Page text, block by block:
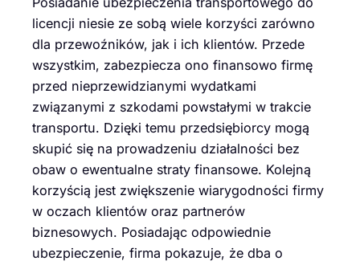
licencji niesie ze sobą wiele korzyści zarówno
dla przewoźników, jak i ich klientów. Przede
wszystkim, zabezpiecza ono finansowo firmę
przed nieprzewidzianymi wydatkami
związanymi z szkodami powstałymi w trakcie
transportu. Dzięki temu przedsiębiorcy mogą
skupić się na prowadzeniu działalności bez
obaw o ewentualne straty finansowe. Kolejną
korzyścią jest zwiększenie wiarygodności firmy
w oczach klientów oraz partnerów
biznesowych. Posiadając odpowiednie
ubezpieczenie, firma pokazuje, że dba o